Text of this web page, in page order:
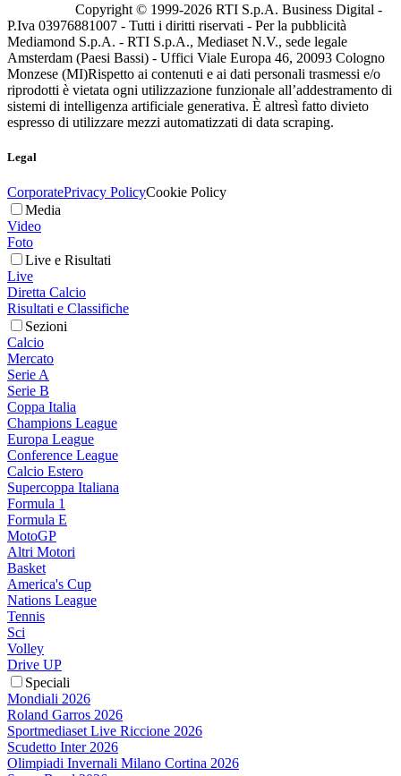
Copyright © 1999-2026 RTI S.p.A. Business Digital -
P.Iva 03976881007 - Tutti i diritti riservati - Per la pubblicità
Mediamond S.p.A. - RTI S.p.A., Mediaset N.V., sede legale
Amsterdam (Paesi Bassi) - Uffici Viale Europa 46, 20093 Cologno
Monzese (MI)Rispetto ai contenuti e ai dati personali trasmessi e/o
riprodotti è vietata ogni utilizzazione funzionale all’addestramento di
sistemi di intelligenza artificiale generativa. È altresì fatto divieto
espresso di utilizzare mezzi automatizzati di data scraping.
Legal
CorporatePrivacy PolicyCookie Policy
Media
Video
Foto
Live e Risultati
Live
Diretta Calcio
Risultati e Classifiche
Sezioni
Calcio
Mercato
Serie A
Serie B
Coppa Italia
Champions League
Europa League
Conference League
Calcio Estero
Supercoppa Italiana
Formula 1
Formula E
MotoGP
Altri Motori
Basket
America's Cup
Nations League
Tennis
Sci
Volley
Drive UP
Speciali
Mondiali 2026
Roland Garros 2026
Sportmediaset Live Riccione 2026
Scudetto Inter 2026
Olimpiadi Invernali Milano Cortina 2026